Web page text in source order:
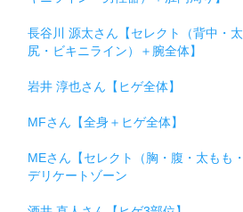
長谷川 源太さん【セレクト（背中・
尻・ビキニライン）＋腕全体】
岩井 淳也さん【ヒゲ全体】
MFさん【全身＋ヒゲ全体】
MEさん【セレクト（胸・腹・太もも
デリケートゾーン